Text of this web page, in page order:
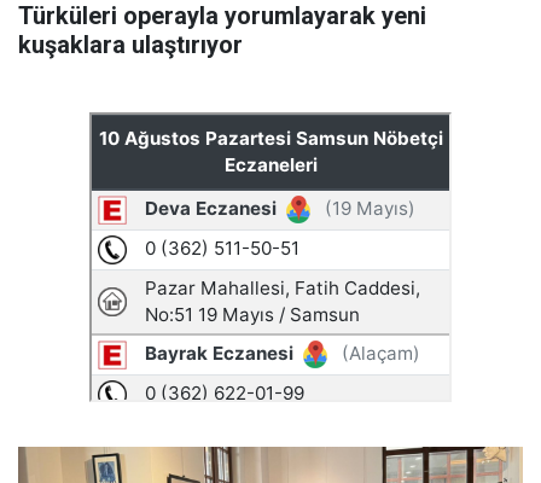
Türküleri operayla yorumlayarak yeni
kuşaklara ulaştırıyor